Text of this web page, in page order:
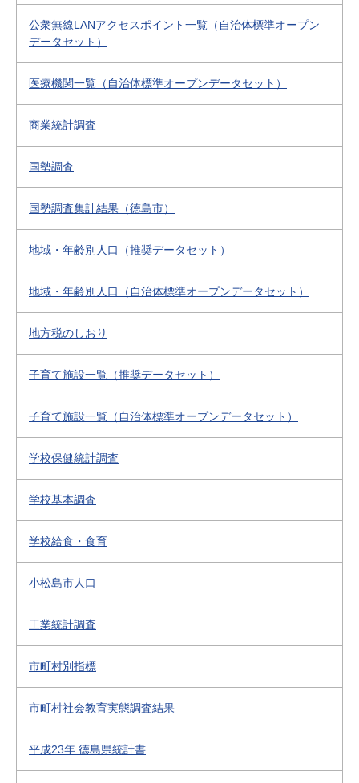
公衆無線LANアクセスポイント一覧（自治体標準オープン
データセット）
医療機関一覧（自治体標準オープンデータセット）
商業統計調査
国勢調査
国勢調査集計結果（徳島市）
地域・年齢別人口（推奨データセット）
地域・年齢別人口（自治体標準オープンデータセット）
地方税のしおり
子育て施設一覧（推奨データセット）
子育て施設一覧（自治体標準オープンデータセット）
学校保健統計調査
学校基本調査
学校給食・食育
小松島市人口
工業統計調査
市町村別指標
市町村社会教育実態調査結果
平成23年 徳島県統計書